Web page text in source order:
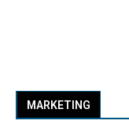
MARKETING